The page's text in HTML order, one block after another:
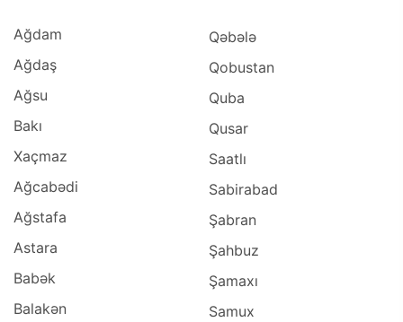
Ağdam
Ağdaş
Ağsu
Bakı
Xaçmaz
Ağcabədi
Ağstafa
Astara
Babək
Balakən
Qəbələ
Qobustan
Quba
Qusar
Saatlı
Sabirabad
Şabran
Şahbuz
Şamaxı
Samux